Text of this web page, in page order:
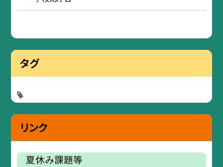
タグ
リンク
夏休み課題等